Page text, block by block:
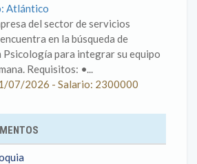
Atlántico
del sector de servicios
en la búsqueda de
Psicología para integrar su equipo
Requisitos: •...
07/2026 - Salario: 2300000